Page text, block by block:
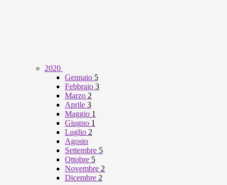
2020
Gennaio 5
Febbraio 3
Marzo 2
Aprile 3
Maggio 1
Giugno 1
Luglio 2
Agosto
Settembre 5
Ottobre 5
Novembre 2
Dicembre 2